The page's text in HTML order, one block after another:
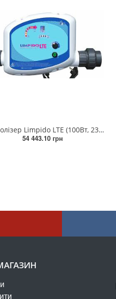
Електролізер Limpido LTE (100Вт, 230В, до 80м³)
54 443.10 грн